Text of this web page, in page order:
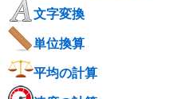
文字変換
単位換算
平均の計算